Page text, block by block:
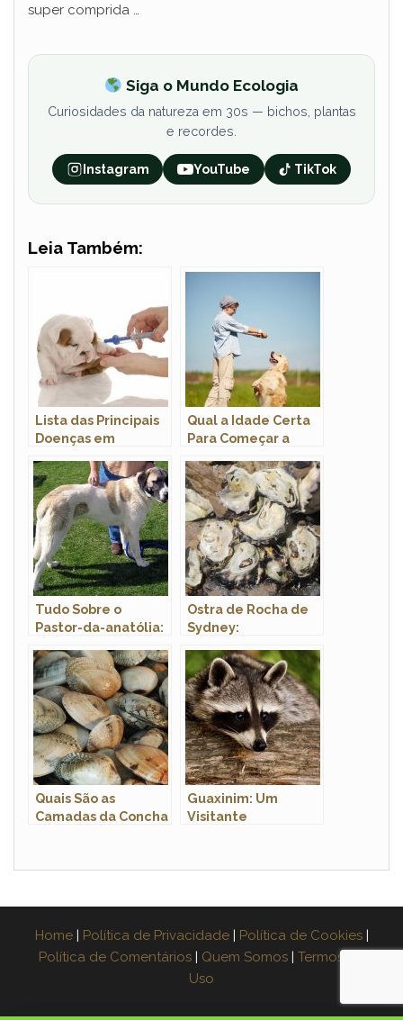
super comprida …
Siga o Mundo Ecologia
Curiosidades da natureza em 30s — bichos, plantas
e recordes.
Instagram YouTube TikTok
Leia Também:
Lista das Principais
Doenças em
e Tratamento
Qual a Idade Certa
Para Começar a
Tudo Sobre o
Pastor-da-anatólia:
Fotos
Ostra de Rocha de
Sydney:
Nome Científico e
Fotos
Quais São as
Camadas da Concha
Guaxinim: Um
Visitante
Home | Política de Privacidade | Política de Cookies |
Política de Comentários | Quem Somos | Termos de
Uso